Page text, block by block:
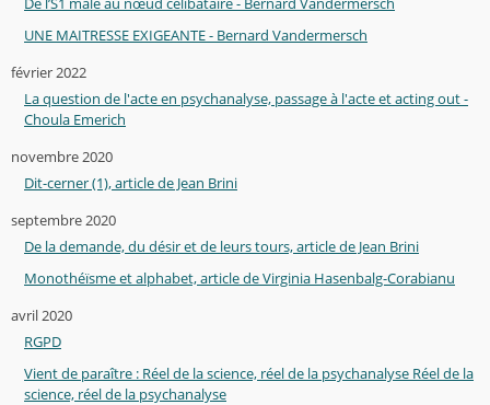
UNE MAITRESSE EXIGEANTE - Bernard Vandermersch
février 2022
La question de l'acte en psychanalyse, passage à l'acte et acting out -
Choula Emerich
novembre 2020
Dit-cerner (1), article de Jean Brini
septembre 2020
De la demande, du désir et de leurs tours, article de Jean Brini
Monothéïsme et alphabet, article de Virginia Hasenbalg-Corabianu
avril 2020
RGPD
Vient de paraître : Réel de la science, réel de la psychanalyse Réel de la
science, réel de la psychanalyse